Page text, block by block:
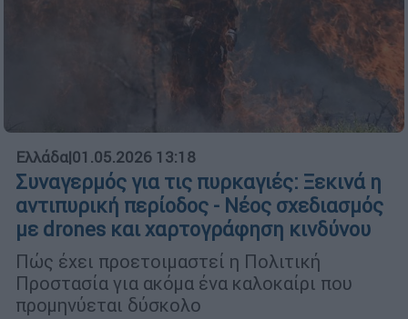
Ελλάδα|01.05.2026 13:18
Συναγερμός για τις πυρκαγιές: Ξεκινά η
αντιπυρική περίοδος - Νέος σχεδιασμός
με drones και χαρτογράφηση κινδύνου
Πώς έχει προετοιμαστεί η Πολιτική
Προστασία για ακόμα ένα καλοκαίρι που
προμηνύεται δύσκολο